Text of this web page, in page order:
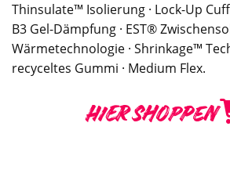
Thinsulate™ Isolierung · Lock-Up
B3 Gel-Dämpfung · EST®
Wärmetechnologie · Shrinkage™
recyceltes Gummi · Medium Flex.
HIER SHOPPEN